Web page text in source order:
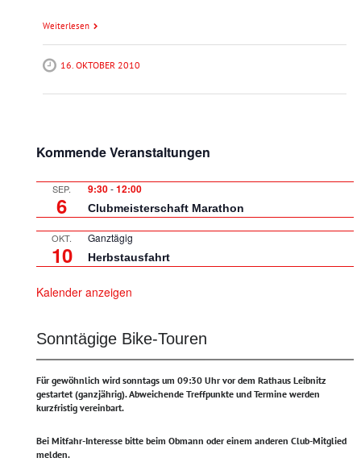
Weiterlesen
16. OKTOBER 2010
Kommende Veranstaltungen
SEP.
6
9:30-12:00
Clubmeisterschaft Marathon
OKT.
10
Ganztägig
Herbstausfahrt
Kalender anzeigen
Sonntägige Bike-Touren
Für gewöhnlich wird sonntags um 09:30 Uhr vor dem Rathaus Leibnitz
gestartet (ganzjährig).Abweichende Treffpunkte und Termine werden
kurzfristig vereinbart.
Bei Mitfahr-Interesse bitte beim Obmann oder einem anderen Club-Mitglied
melden.